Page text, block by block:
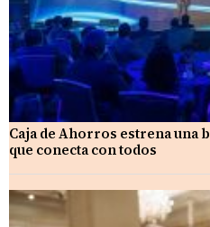
Caja de Ahorros estrena una
que conecta con todos